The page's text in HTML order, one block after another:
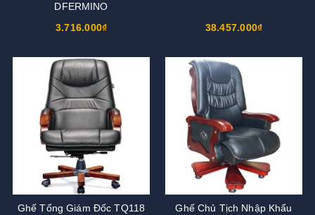
DFERMINO
3.716.000₫
38.457.000₫
Ghế Tổng Giám Đốc TQ118
Ghế Chủ Tịch Nhập Khẩu